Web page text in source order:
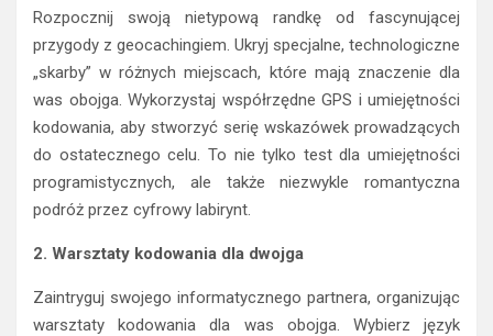
Rozpocznij swoją nietypową randkę od fascynującej
przygody z geocachingiem. Ukryj specjalne, technologiczne
„skarby” w różnych miejscach, które mają znaczenie dla
was obojga. Wykorzystaj współrzędne GPS i umiejętności
kodowania, aby stworzyć serię wskazówek prowadzących
do ostatecznego celu. To nie tylko test dla umiejętności
programistycznych, ale także niezwykle romantyczna
podróż przez cyfrowy labirynt.
2. Warsztaty kodowania dla dwojga
Zaintryguj swojego informatycznego partnera, organizując
warsztaty kodowania dla was obojga. Wybierz język